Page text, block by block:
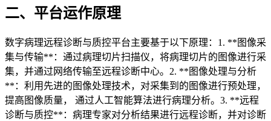
二、平台运作原理
数字病理远程诊断与质控平台主要基于以下原理：1. **图像采
集与传输**：通过病理切片扫描仪，将病理切片的图像进行采
集，并通过网络传输至远程诊断中心。2. **图像处理与分析
**：利用先进的图像处理技术，对采集到的图像进行预处理，
提高图像质量， 通过人工智能算法进行病理分析。3. **远程
诊断与质控**：病理专家对分析结果进行远程诊断，并对诊断